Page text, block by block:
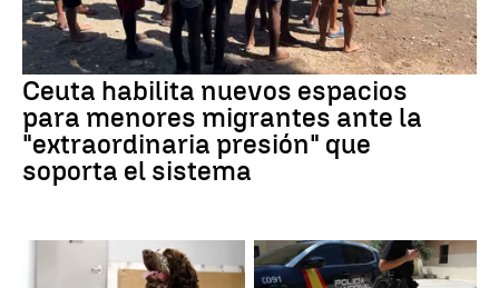
Ceuta habilita nuevos espacios
para menores migrantes ante la
"extraordinaria presión" que
soporta el sistema